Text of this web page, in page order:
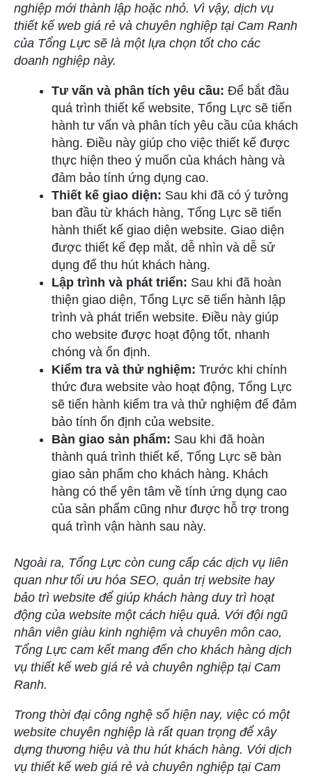
nghiệp mới thành lập hoặc nhỏ. Vì vậy, dịch vụ
thiết kế web giá rẻ và chuyên nghiệp tại Cam Ranh
của Tổng Lực sẽ là một lựa chọn tốt cho các
doanh nghiệp này.
Tư vấn và phân tích yêu cầu: Để bắt đầu
quá trình thiết kế website, Tổng Lực sẽ tiến
hành tư vấn và phân tích yêu cầu của khách
hàng. Điều này giúp cho việc thiết kế được
thực hiện theo ý muốn của khách hàng và
đảm bảo tính ứng dụng cao.
Thiết kế giao diện: Sau khi đã có ý tưởng
ban đầu từ khách hàng, Tổng Lực sẽ tiến
hành thiết kế giao diện website. Giao diện
được thiết kế đẹp mắt, dễ nhìn và dễ sử
dụng để thu hút khách hàng.
Lập trình và phát triển: Sau khi đã hoàn
thiện giao diện, Tổng Lực sẽ tiến hành lập
trình và phát triển website. Điều này giúp
cho website được hoạt động tốt, nhanh
chóng và ổn định.
Kiểm tra và thử nghiệm: Trước khi chính
thức đưa website vào hoạt động, Tổng Lực
sẽ tiến hành kiểm tra và thử nghiệm để đảm
bảo tính ổn định của website.
Bàn giao sản phẩm: Sau khi đã hoàn
thành quá trình thiết kế, Tổng Lực sẽ bàn
giao sản phẩm cho khách hàng. Khách
hàng có thể yên tâm về tính ứng dụng cao
của sản phẩm cũng như được hỗ trợ trong
quá trình vận hành sau này.
Ngoài ra, Tổng Lực còn cung cấp các dịch vụ liên
quan như tối ưu hóa SEO, quản trị website hay
bảo trì website để giúp khách hàng duy trì hoạt
động của website một cách hiệu quả. Với đội ngũ
nhân viên giàu kinh nghiệm và chuyên môn cao,
Tổng Lực cam kết mang đến cho khách hàng dịch
vụ thiết kế web giá rẻ và chuyên nghiệp tại Cam
Ranh.
Trong thời đại công nghệ số hiện nay, việc có một
website chuyên nghiệp là rất quan trọng để xây
dựng thương hiệu và thu hút khách hàng. Với dịch
vụ thiết kế web giá rẻ và chuyên nghiệp tại Cam